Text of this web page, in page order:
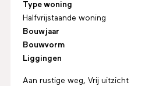
Type woning
Halfvrijstaande woning
Bouwjaar
Bouwvorm
Liggingen
Aan rustige weg, Vrij uitzicht